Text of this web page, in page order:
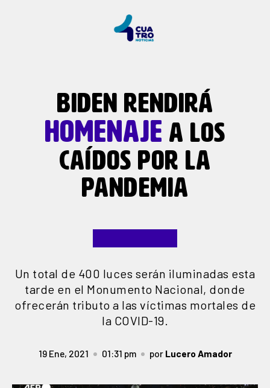
BIDEN RENDIRÁ
HOMENAJE A LOS
CAÍDOS POR LA
PANDEMIA
Un total de 400 luces serán iluminadas esta
tarde en el Monumento Nacional, donde
ofrecerán tributo a las víctimas mortales de
la COVID-19.
19 Ene, 2021 01:31 pm por Lucero Amador